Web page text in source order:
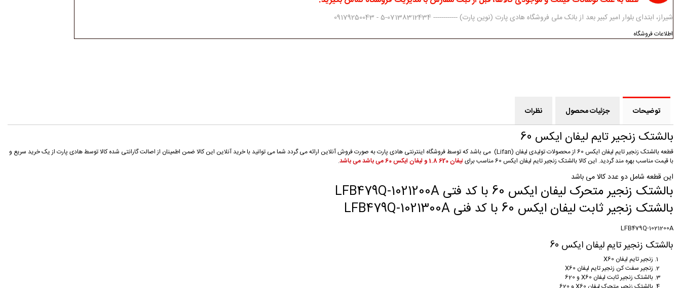
شیراز، ابتدای بلوار امیر کبیر بعد از بانک ملی فروشگاه هادی پارت (نوین پارت) ------------ 07138312434-5 - 09179250043
اطلاعات فروشگاه
توضیحات جزئیات محصول نظرات
بالشتک زنجیر تایم لیفان ایکس 60
قطعه بالشتک زنجیر تایم لیفان ایکس 60 از محصولات تولیدی لیفان (Lifan) می باشد که توسط فروشگاه اینترنتی هادی پارت به صورت فروش آنلاین ارائه می گردد شما می توانید با خرید آنلاین این کالا ضمن اطمینان از اصالت گارانتی شده کالا توسط هادی پارت از یک خرید سریع و
با قیمت مناسب بهره مند گردید. این کالا بالشتک زنجیر تایم لیفان ایکس 60 مناسب برای
لیفان 620 1.8 و لیفان ایکس 60 می باشد می باشد .
این قطعه شامل دو عدد کالا می باشد
بالشتک زنجیر متحرک لیفان ایکس 60 با کد فتی LFB479Q-1021200A
بالشتک زنجیر ثابت لیفان ایکس 60 با کد فنی LFB479Q-1021300A
LFB479Q-1021200A
بالشتک زنجیر تایم لیفان ایکس 60
زنجیر تایم لیفان X60
زنجیر سفت کن زنجیر تایم لیفان X60
بالشتک زنجیر ثابت لیفان X60 و 620